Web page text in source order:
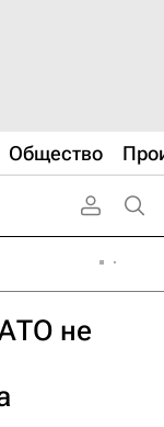
Общество
не